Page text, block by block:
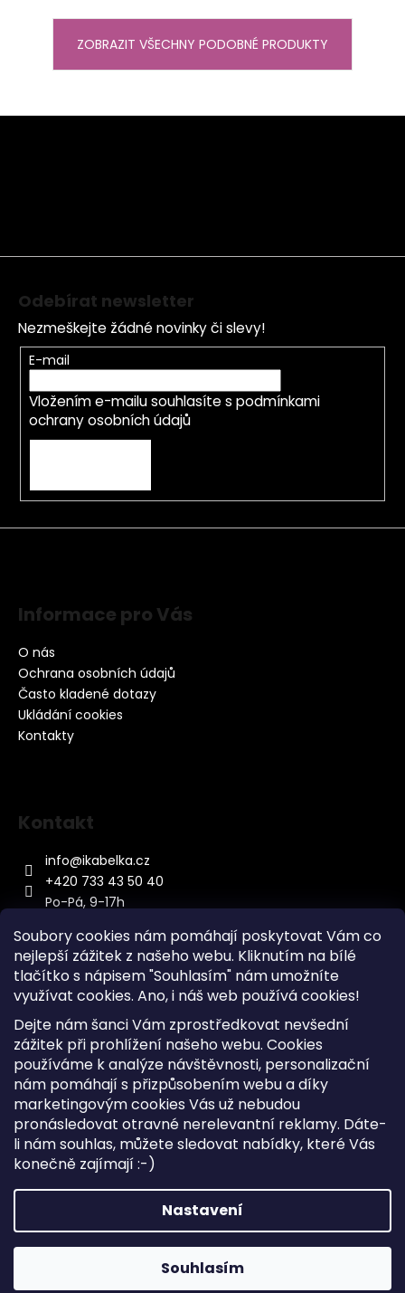
Soubory cookies nám pomáhají poskytovat Vám co
nejlepší zážitek z našeho webu. Kliknutím na bílé
tlačítko s nápisem "Souhlasím" nám umožníte
využívat cookies. Ano, i náš web používá cookies!
Dejte nám šanci Vám zprostředkovat nevšední
zážitek při prohlížení našeho webu. Cookies
používáme k analýze návštěvnosti, personalizační
nám pomáhají s přizpůsobením webu a díky
marketingovým cookies Vás už nebudou
pronásledovat otravné nerelevantní reklamy. Dáte-
li nám souhlas, můžete sledovat nabídky, které Vás
konečně zajímají :-)
Nastavení
Souhlasím
ZOBRAZIT VŠECHNY PODOBNÉ PRODUKTY
Z
Odebírat newsletter
Nezmeškejte žádné novinky či slevy!
E-mail
Vložením e-mailu souhlasíte s podmínkami
ochrany osobních údajů
Informace pro Vás
O nás
Ochrana osobních údajů
Často kladené dotazy
Ukládání cookies
Kontakty
Kontakt
info@ikabelka.cz
+420 733 43 50 40
Po-Pá, 9-17h
Kontakt
Sitemap
Doprava a Platba
Reklamace Zboží
Obchodní podmínky
iKabelka.cz. Všechna práva vyhrazena.
Upravit nastavení cookies